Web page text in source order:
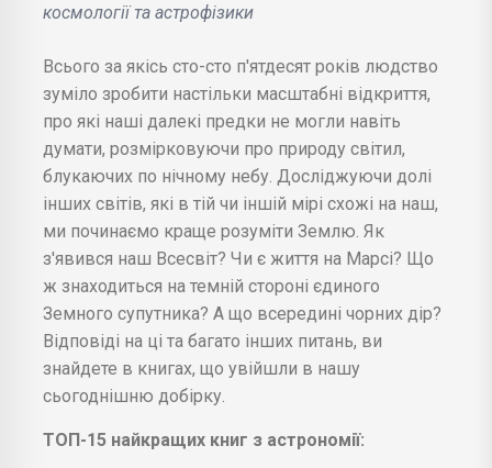
космології та астрофізики
Всього за якісь сто-сто п'ятдесят років людство
зуміло зробити настільки масштабні відкриття,
про які наші далекі предки не могли навіть
думати, розмірковуючи про природу світил,
блукаючих по нічному небу. Досліджуючи долі
інших світів, які в тій чи іншій мірі схожі на наш,
ми починаємо краще розуміти Землю. Як
з'явився наш Всесвіт? Чи є життя на Марсі? Що
ж знаходиться на темній стороні єдиного
Земного супутника? А що всередині чорних дір?
Відповіді на ці та багато інших питань, ви
знайдете в книгах, що увійшли в нашу
сьогоднішню добірку.
ТОП-15 найкращих книг з астрономії: